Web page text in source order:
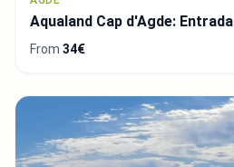
Aqualand Cap d'Agde: Entrada
From 34€